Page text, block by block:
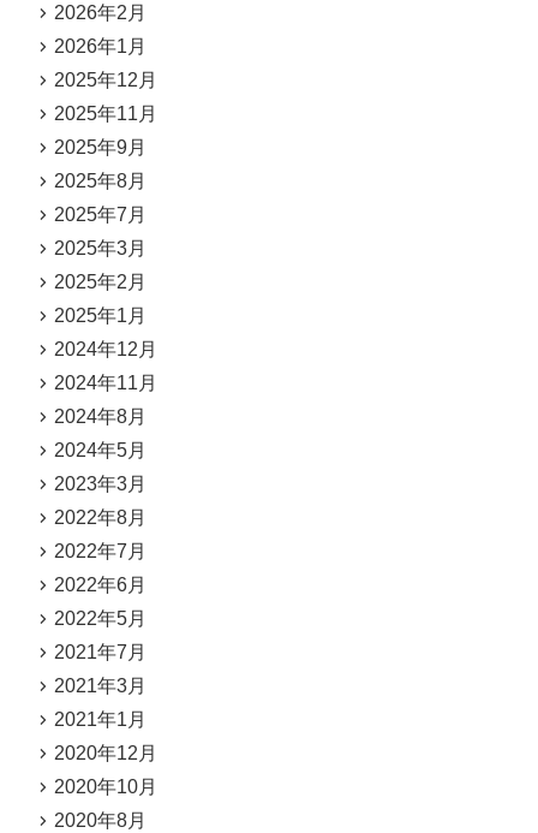
2026年2月
2026年1月
2025年12月
2025年11月
2025年9月
2025年8月
2025年7月
2025年3月
2025年2月
2025年1月
2024年12月
2024年11月
2024年8月
2024年5月
2023年3月
2022年8月
2022年7月
2022年6月
2022年5月
2021年7月
2021年3月
2021年1月
2020年12月
2020年10月
2020年8月